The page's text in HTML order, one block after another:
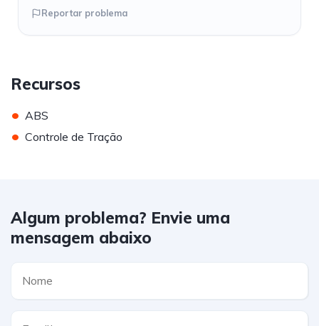
Reportar problema
Recursos
• ABS
• Controle de Tração
Algum problema? Envie uma
mensagem abaixo